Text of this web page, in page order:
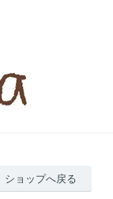
ショップへ戻る